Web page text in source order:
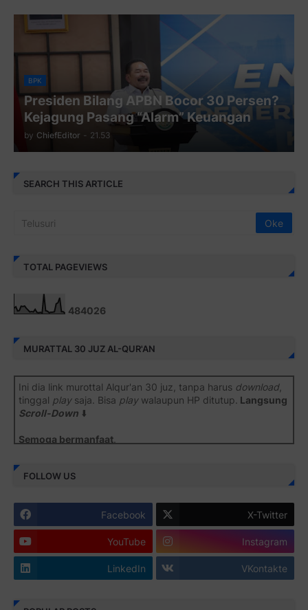
BPK
Presiden Bilang APBN Bocor 30 Persen?
Kejagung Pasang “Alarm” Keuangan
by ChiefEditor - 21.53
SEARCH THIS ARTICLE
TOTAL PAGEVIEWS
484026
MURATTAL 30 JUZ AL-QUR'AN
Ini dia link murottal Alqur'an 30 juz, tanpa harus download,
tinggal playsaja. Bisa playwalaupun HP ditutup. Langsung
Scroll-Down ⬇️
Semoga bermanfaat
Juz 1 ⇨
Juz 3 ⇨ http://j.mp/2bFSrtF
Juz 4 ⇨ http://j.mp/2b8SXi3
Juz 5 ⇨ http://j.mp/2b8RZm3
FOLLOW US
Facebook X-Twitter
YouTube Instagram
LinkedIn VKontakte